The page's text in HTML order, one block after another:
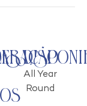
All Year
Round